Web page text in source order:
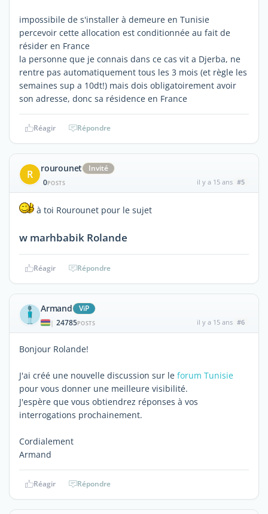
impossibile de s'installer à demeure en Tunisie
percevoir cette allocation est conditionnée au fait de
résider en France
la personne que je connais dans ce cas vit a Djerba, ne
rentre pas automatiquement tous les 3 mois (et règle les
semaines sup a 10dt!) mais dois obligatoirement avoir
son adresse, donc sa résidence en France
Réagir Répondre
R rourounet
Invité
0POSTS il y a 15 ans #5
à toi Rourounet pour le sujet
w marhbabik Rolande
Réagir Répondre
Armand ViP
| 24785POSTS il y a 15 ans #6
Bonjour Rolande!
J'ai créé une nouvelle discussion sur le forum Tunisie
pour vous donner une meilleure visibilité.
J'espère que vous obtiendrez réponses à vos
interrogations prochainement.
Cordialement
Armand
Réagir Répondre